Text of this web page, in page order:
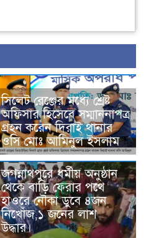
সিলেট রেঞ্জের মধ্যে শ্রেষ্ট
অফিসার হিসেবে সম্মাননাপত্র
গ্রহন করেন দিরাই থানার
ওসি মোঃ আমিনুল ইসলাম
জগন্নাথপুরে ধর্মীয় অনুষ্ঠান
থেকে বাড়ি ফেরার পথে
হাওরে নৌকা ডুবে ৪জন
নিখোঁজ,১ জনের লাশ
উদ্ধার।